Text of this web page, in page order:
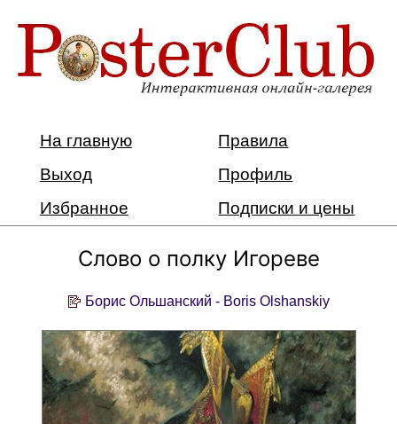
На главную
Правила
Выход
Профиль
Избранное
Подписки и цены
Слово о полку Игореве
Борис Ольшанский - Boris Olshanskiy